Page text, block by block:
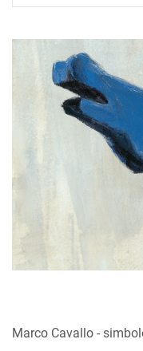
Marco Cavallo -